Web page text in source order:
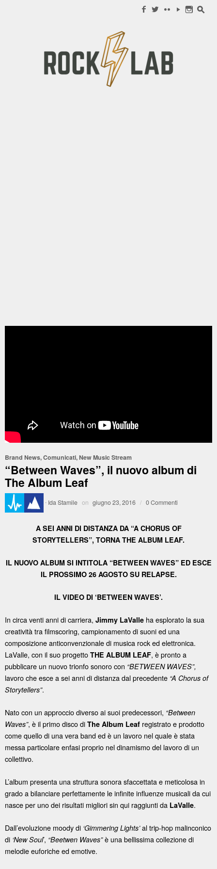
f w c y n s
Brand News,Comunicati, New Music Stream
“Between Waves”, il nuovo album di
The Album Leaf
· Ida Stamile on giugno 23, 2016 / 0 Commenti
A SEI ANNI DI DISTANZA DA “A CHORUS OF
STORYTELLERS”, TORNA THE ALBUM LEAF.
IL NUOVO ALBUM SI INTITOLA “BETWEEN WAVES” ED ESCE
IL PROSSIMO 26 AGOSTO SU RELAPSE.
IL VIDEO DI ‘BETWEEN WAVES’.
In circa venti anni di carriera, Jimmy LaValle ha esplorato la sua
creatività tra filmscoring, campionamento di suoni ed una
composizione anticonvenzionale di musica rock ed elettronica.
LaValle, con il suo progetto THE ALBUM LEAF, è pronto a
pubblicare un nuovo trionfo sonoro con “BETWEEN WAVES”,
lavoro che esce a sei anni di distanza dal precedente “A Chorus of
Storytellers”.
Nato con un approccio diverso ai suoi predecessori, “Between
Waves”, è il primo disco di The Album Leaf registrato e prodotto
come quello di una vera band ed è un lavoro nel quale è stata
messa particolare enfasi proprio nel dinamismo del lavoro di un
collettivo.
L’album presenta una struttura sonora sfaccettata e meticolosa in
grado a bilanciare perfettamente le infinite influenze musicali da cui
nasce per uno dei risultati migliori sin qui raggiunti da LaValle.
Dall’evoluzione moody di ‘Gimmering Lights’al trip-hop malinconico
di ‘New Soul’, “Beetwen Waves”è una bellissima collezione di
melodie euforiche ed emotive.